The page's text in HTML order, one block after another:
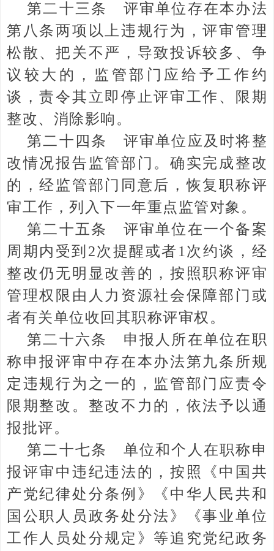
第二十三条 评审单位存在本办法
第八条两项以上违规行为，评审管理
松散、把关不严，导致投诉较多、争
议较大的，监管部门应给予工作约
谈，责令其立即停止评审工作、限期
整改、消除影响。
第二十四条 评审单位应及时将整
改情况报告监管部门。确实完成整改
的，经监管部门同意后，恢复职称评
审工作，列入下一年重点监管对象。
第二十五条 评审单位在一个备案
周期内受到2次提醒或者1次约谈，经
整改仍无明显改善的，按照职称评审
管理权限由人力资源社会保障部门或
者有关单位收回其职称评审权。
第二十六条 申报人所在单位在职
称申报评审中存在本办法第九条所规
定违规行为之一的，监管部门应责令
限期整改。整改不力的，依法予以通
报批评。
第二十七条 单位和个人在职称申
报评审中违纪违法的，按照《中国共
产党纪律处分条例》《中华人民共和
国公职人员政务处分法》《事业单位
工作人员处分规定》等追究党纪政务